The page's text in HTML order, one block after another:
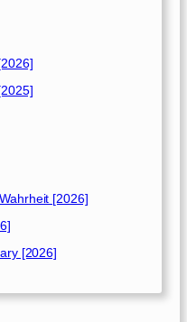
[2026]
[2026]